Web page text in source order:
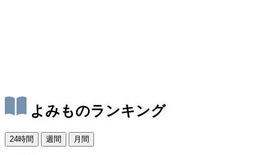
よみものランキング
24時間 週間 月間